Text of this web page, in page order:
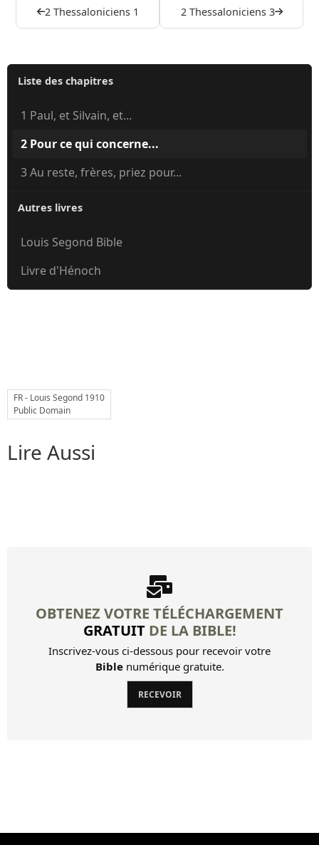
2 Thessaloniciens 1 2 Thessaloniciens 3
Liste des chapitres
1 Paul, et Silvain, et...
2 Pour ce qui concerne...
3 Au reste, frères, priez pour...
Autres livres
Louis Segond Bible
Livre d'Hénoch
FR - Louis Segond 1910
Public Domain
Lire Aussi
OBTENEZ VOTRE TÉLÉCHARGEMENT
GRATUITDE LA BIBLE!
Inscrivez-vous ci-dessous pour recevoir votre
Biblenumérique gratuite.
RECEVOIR